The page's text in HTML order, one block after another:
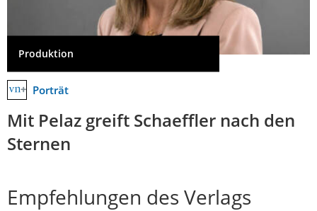
Produktion
Porträt
Mit Pelaz greift Schaeffler nach den
Sternen
Empfehlungen des Verlags